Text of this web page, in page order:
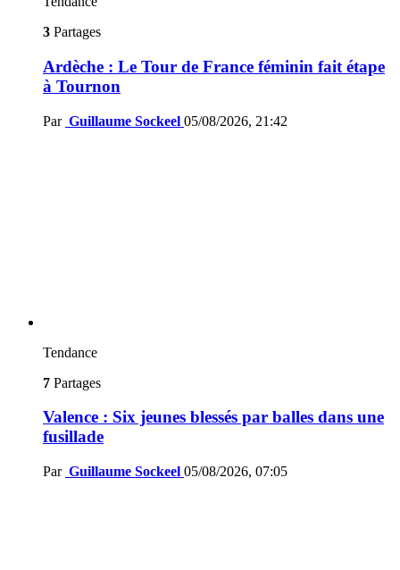
3 Partages
Ardèche : Le Tour de France féminin fait étape
à Tournon
Par Guillaume Sockeel 05/08/2026, 21:42
Tendance
7 Partages
Valence : Six jeunes blessés par balles dans une
fusillade
Par Guillaume Sockeel 05/08/2026, 07:05